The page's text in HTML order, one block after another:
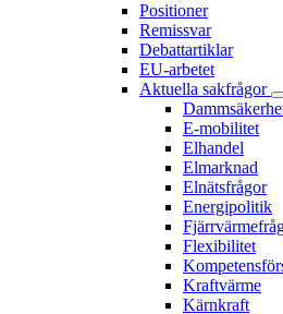
Positioner
Remissvar
Debattartiklar
EU-arbetet
Aktuella sakfrågor
E-mobilitet
Elhandel
Elmarknad
Elnätsfrågor
Energipolitik
Flexibilitet
Kraftvärme
Kärnkraft